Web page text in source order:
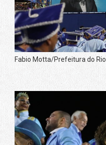
Fabio Motta/Prefeitura do Rio